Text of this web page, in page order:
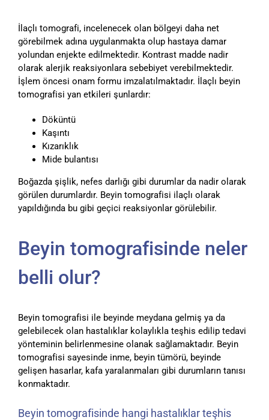
İlaçlı tomografi, incelenecek olan bölgeyi daha net
görebilmek adına uygulanmakta olup hastaya damar
yolundan enjekte edilmektedir. Kontrast madde nadir
olarak alerjik reaksiyonlara sebebiyet verebilmektedir.
İşlem öncesi onam formu imzalatılmaktadır. İlaçlı beyin
tomografisi yan etkileri şunlardır:
Döküntü
Kaşıntı
Kızarıklık
Mide bulantısı
Boğazda şişlik, nefes darlığı gibi durumlar da nadir olarak
görülen durumlardır. Beyin tomografisi ilaçlı olarak
yapıldığında bu gibi geçici reaksiyonlar görülebilir.
Beyin tomografisinde neler
belli olur?
Beyin tomografisi ile beyinde meydana gelmiş ya da
gelebilecek olan hastalıklar kolaylıkla teşhis edilip tedavi
yönteminin belirlenmesine olanak sağlamaktadır. Beyin
tomografisi sayesinde inme, beyin tümörü, beyinde
gelişen hasarlar, kafa yaralanmaları gibi durumların tanısı
konmaktadır.
Beyin tomografisinde hangi hastalıklar teşhis